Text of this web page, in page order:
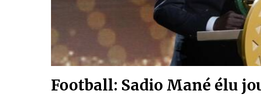
Football: Sadio Mané élu